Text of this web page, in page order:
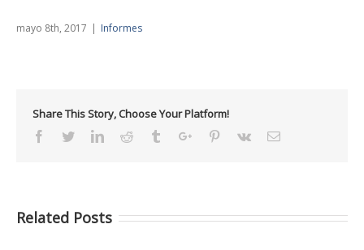
mayo 8th, 2017 | Informes
Share This Story, Choose Your Platform!
Facebook
TwitterLinkedinReddit TumblrGoogle+Pinterest
Vk Email
Related Posts